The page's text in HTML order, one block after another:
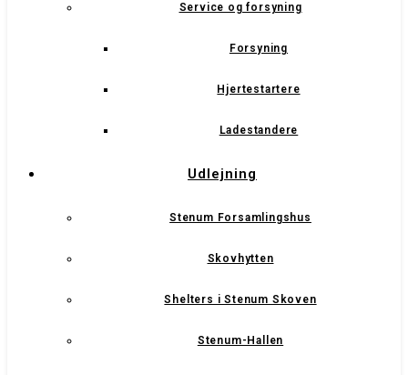
Service og forsyning
Forsyning
Hjertestartere
Ladestandere
Udlejning
Stenum Forsamlingshus
Skovhytten
Shelters i Stenum Skoven
Stenum-Hallen